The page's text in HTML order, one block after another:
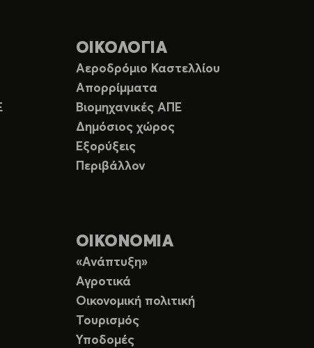
ΟΙΚΟΛΟΓΙΑ
Αεροδρόμιο Καστελλίου
Απορρίμματα
Βιομηχανικές ΑΠΕ
Δημόσιος χώρος
Εξορύξεις
Περιβάλλον
ΟΙΚΟΝΟΜΙΑ
«Ανάπτυξη»
Αγροτικά
Οικονομική πολιτική
Τουρισμός
Υποδομές